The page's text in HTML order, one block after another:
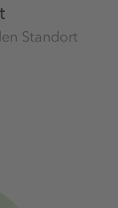
Standort